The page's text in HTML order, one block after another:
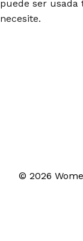
puede ser usada
necesite.
© 2026